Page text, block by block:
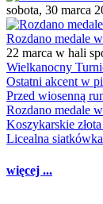
sobota, 30 marca
Rozdano medale
22 marca w hali
Wielkanocny
Ostatni akcent w
Przed wiosenną
Rozdano medale
Koszykarskie
Licealna
więcej ...